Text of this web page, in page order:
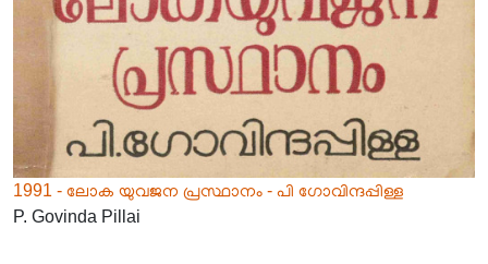
1991 - ലോക യുവജന പ്രസ്ഥാനം - പി ഗോവിന്ദപ്പിള്ള
P. Govinda Pillai